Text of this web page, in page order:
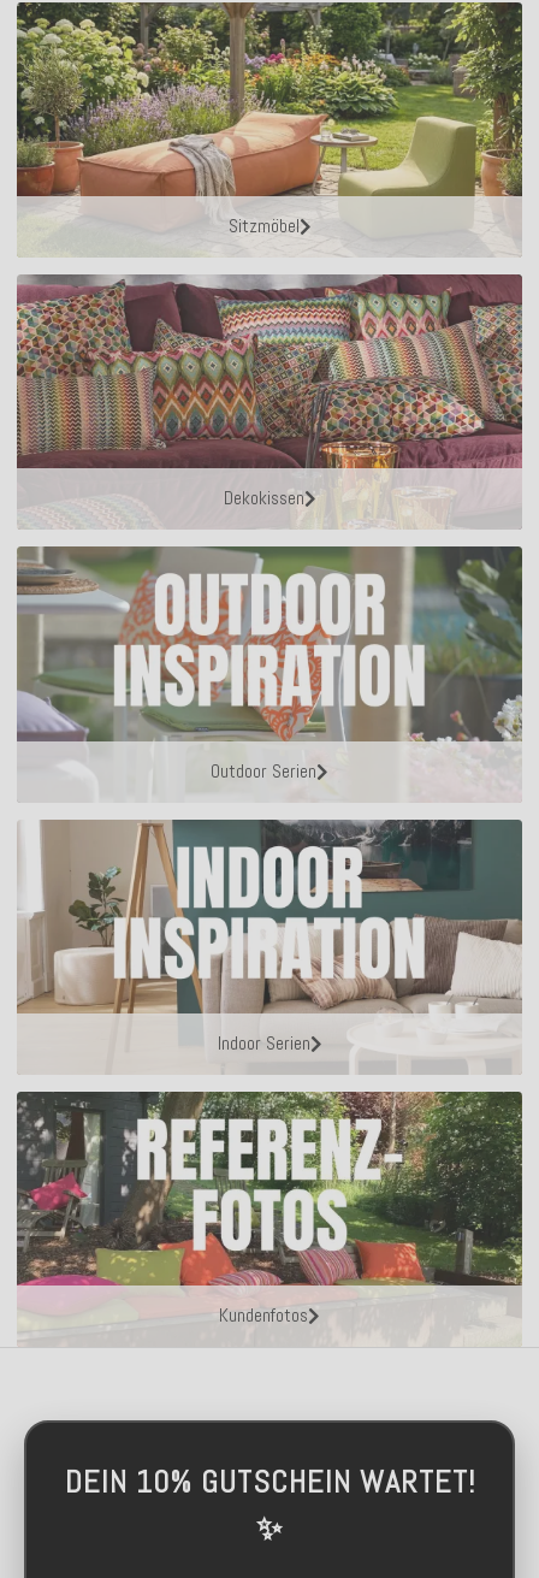
Sitzmöbel
Dekokissen
Outdoor Serien
Indoor Serien
Kundenfotos
DEIN 10% GUTSCHEIN WARTET!
✨